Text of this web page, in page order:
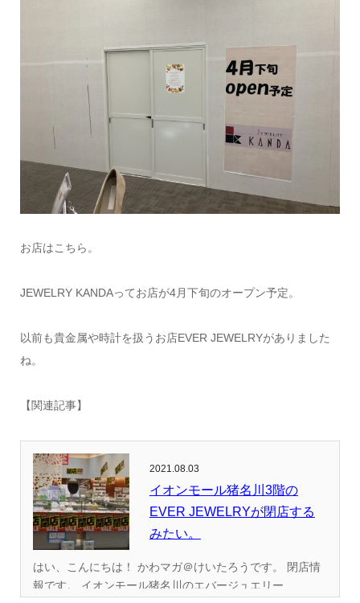
お店はこちら。
JEWELRY KANDAってお店が4月下旬のオープン予定。
以前も貴金属や時計を扱うお店EVER JEWELRYがありました
ね。
【関連記事】
2021.08.03
イオンモール猪名川3階の
EVER JEWELRYが閉店する
みたい。
はい、こんにちは！ かわマガ＠けいたろうです。 閉店情
報です。 イオンモール猪名川のエバージュエリー...